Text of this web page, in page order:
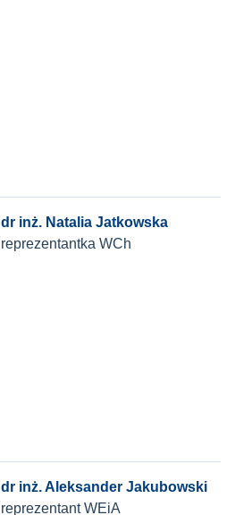
dr inż. Natalia Jatkowska
reprezentantka WCh
dr inż. Aleksander Jakubowski
reprezentant WEiA